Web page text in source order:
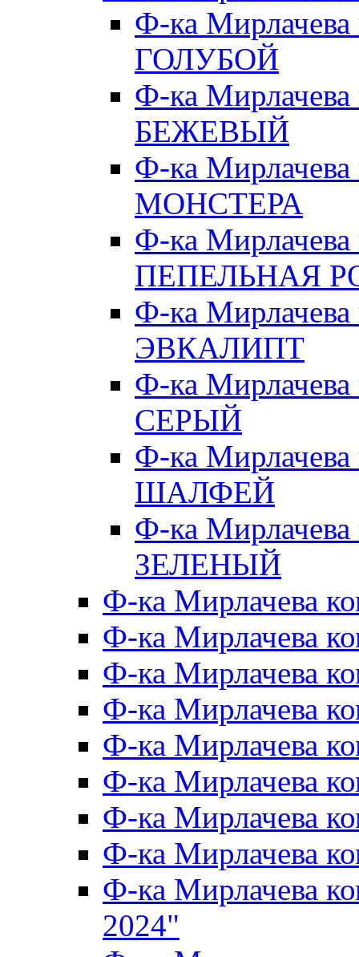
Ф-ка
ГОЛУБОЙ
Ф-ка
БЕЖЕВЫЙ
Ф-ка
МОНСТЕРА
Ф-ка
ПЕПЕЛЬНАЯ
Ф-ка
ЭВКАЛИПТ
Ф-ка
СЕРЫЙ
Ф-ка
ШАЛФЕЙ
Ф-ка
ЗЕЛЕНЫЙ
Ф-ка Мирлачева
Ф-ка Мирлачева
Ф-ка Мирлачева
Ф-ка Мирлачева
Ф-ка Мирлачева
Ф-ка Мирлачева
Ф-ка Мирлачева
Ф-ка Мирлачева
Ф-ка Мирлачева
2024"